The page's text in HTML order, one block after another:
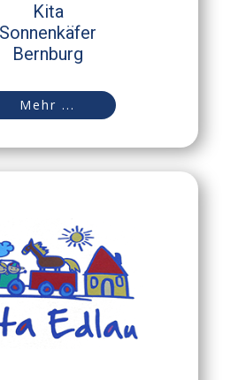
Kita
Sonnenkäfer
Bernburg
Mehr ...